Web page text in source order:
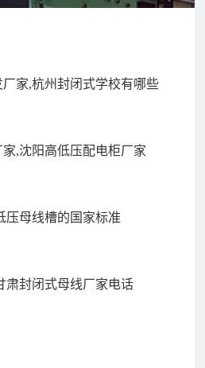
家,杭州封闭式学校有哪些
,沈阳高低压配电柜厂家
压母线槽的国家标准
肃封闭式母线厂家电话